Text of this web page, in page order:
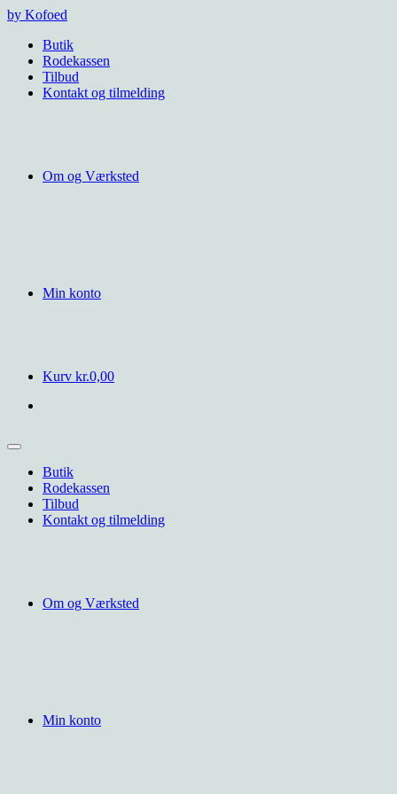
Videre
indhold
by Kofoed
Butik
Rodekassen
Tilbud
Kontakt og tilmelding
Om og Værksted
Min konto
Kurv kr.0,00
Butik
Rodekassen
Tilbud
Kontakt og tilmelding
Om og Værksted
Min konto